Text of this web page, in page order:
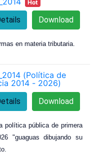
Hot
Download
en materia tributaria.
(Política de
2014 - 2026)
Download
política pública de primera
"guaguas dibujando su